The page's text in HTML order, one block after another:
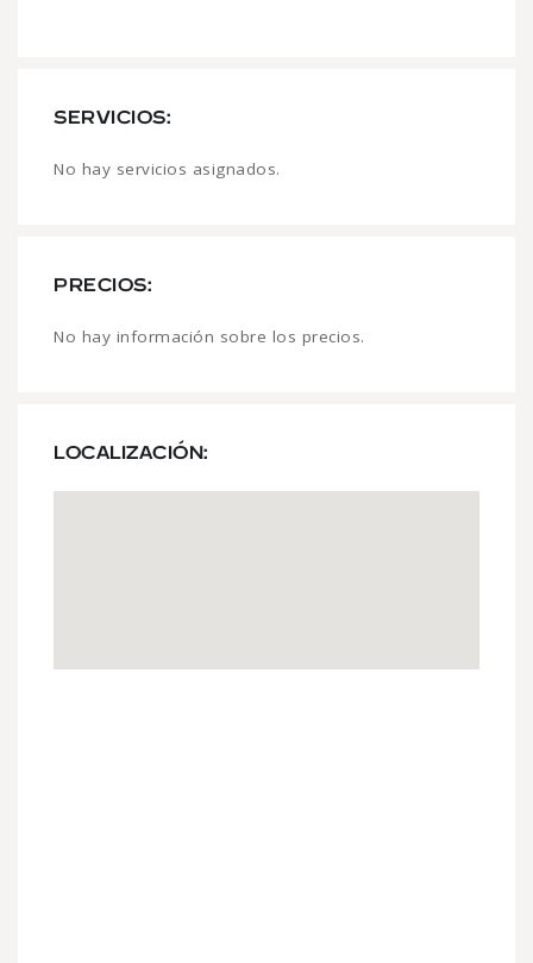
SERVICIOS:
No hay servicios asignados.
PRECIOS:
No hay información sobre los precios.
LOCALIZACIÓN: